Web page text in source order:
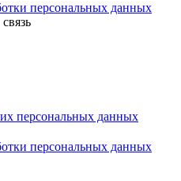
персональных данных
персональных данных
персональных данных